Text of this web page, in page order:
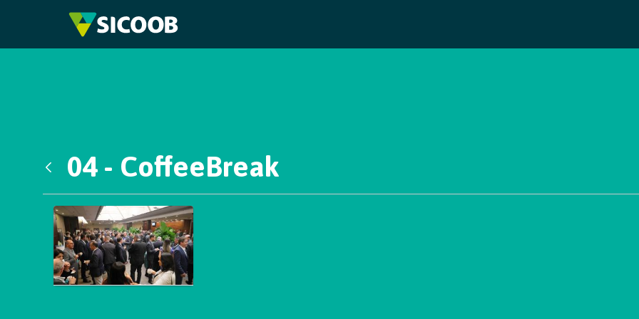
Pular para o Conteúdo principal
04 - CoffeeBreak
Galeria de Mídias